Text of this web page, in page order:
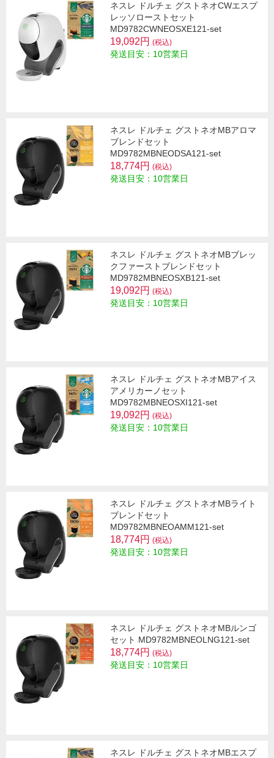
ネスレ ドルチェ グストネオCWエスプ
レッソローストセット
MD9782CWNEOSXE121-set
19,092円 (税込)
発送目安：10営業日
ネスレ ドルチェ グストネオMBアロマ
ブレンドセット
MD9782MBNEODSA121-set
18,774円 (税込)
発送目安：10営業日
ネスレ ドルチェ グストネオMBブレッ
クファーストブレンドセット
MD9782MBNEOSXB121-set
19,092円 (税込)
発送目安：10営業日
ネスレ ドルチェ グストネオMBアイス
アメリカーノセット
MD9782MBNEOSXI121-set
19,092円 (税込)
発送目安：10営業日
ネスレ ドルチェ グストネオMBライト
ブレンドセット
MD9782MBNEOAMM121-set
18,774円 (税込)
発送目安：10営業日
ネスレ ドルチェ グストネオMBルンゴ
セット MD9782MBNEOLNG121-set
18,774円 (税込)
発送目安：10営業日
ネスレ ドルチェ グストネオMBエスプ